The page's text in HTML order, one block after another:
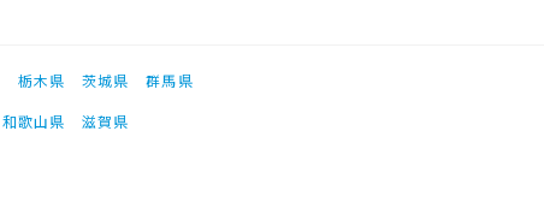
栃木県 茨城県
群馬県
和歌山県
滋賀県